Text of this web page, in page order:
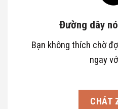
Đường dây
Bạn không thích chờ
ngay
CHÁT